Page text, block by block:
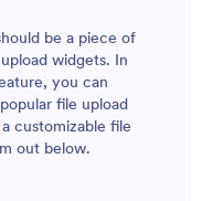
be a piece of
widgets. In
you can
file upload
customizable file
out below.